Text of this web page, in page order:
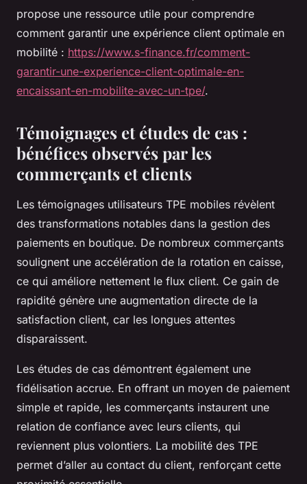
propose une ressource utile pour comprendre
comment garantir une expérience client optimale en
mobilité : https://www.s-finance.fr/comment-
garantir-une-experience-client-optimale-en-
encaissant-en-mobilite-avec-un-tpe/.
Témoignages et études de cas :
bénéfices observés par les
commerçants et clients
Les témoignages utilisateurs TPE mobiles révèlent
des transformations notables dans la gestion des
paiements en boutique. De nombreux commerçants
soulignent une accélération de la rotation en caisse,
ce qui améliore nettement le flux client. Ce gain de
rapidité génère une augmentation directe de la
satisfaction client, car les longues attentes
disparaissent.
Les études de cas démontrent également une
fidélisation accrue. En offrant un moyen de paiement
simple et rapide, les commerçants instaurent une
relation de confiance avec leurs clients, qui
reviennent plus volontiers. La mobilité des TPE
permet d’aller au contact du client, renforçant cette